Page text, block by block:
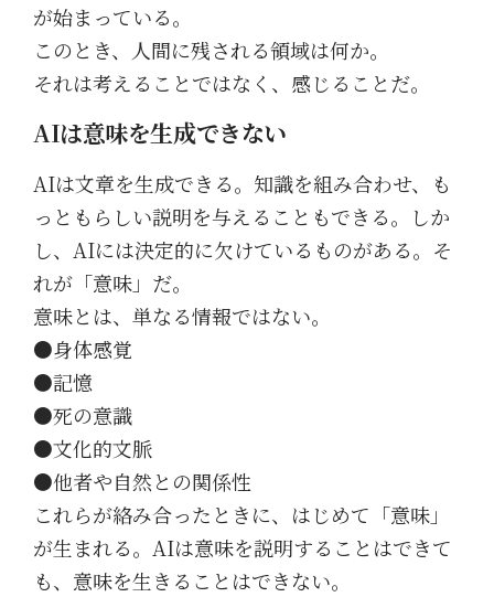
が始まっている。
このとき、人間に残される領域は何か。
それは考えることではなく、感じることだ。
AIは意味を生成できない
AIは文章を生成できる。知識を組み合わせ、も
っともらしい説明を与えることもできる。しか
し、AIには決定的に欠けているものがある。そ
れが「意味」だ。
意味とは、単なる情報ではない。
●身体感覚
●記憶
●死の意識
●文化的文脈
●他者や自然との関係性
これらが絡み合ったときに、はじめて「意味」
が生まれる。AIは意味を説明することはできて
も、意味を生きることはできない。